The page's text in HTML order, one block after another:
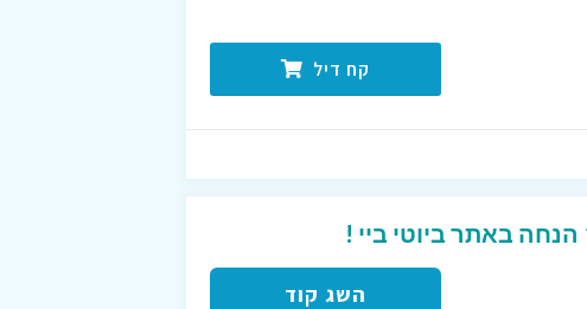
קח דיל
השג קוד